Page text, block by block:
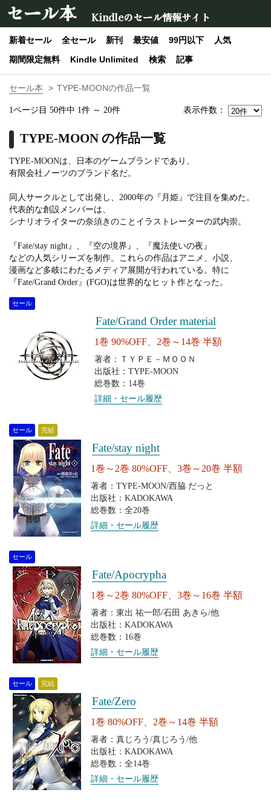
セール本 Kindleのセール情報サイト
新着セール 全セール 新刊 最安値 99円以下
人気
期間限定無料
Kindle Unlimited 検索 記事
セール本 TYPE-MOONの作品一覧
1ページ目 50件中 1件 ～ 20件 表示件数：
TYPE-MOON の作品一覧
TYPE-MOONは、日本のゲームブランドであり、
有限会社ノーツのブランド名だ。
同人サークルとして出発し、2000年の『月姫』で注目を集めた。
代表的な創設メンバーは、
シナリオライターの奈須きのことイラストレーターの武内崇。
『Fate/stay night』、『空の境界』、『魔法使いの夜』
などの人気シリーズを制作。これらの作品はアニメ、小説、
漫画など多岐にわたるメディア展開が行われている。特に
『Fate/Grand Order』(FGO)は世界的なヒット作となった。
セール
Fate/Grand Order material
1巻 90%OFF、2巻～14巻 半額
著者：ＴＹＰＥ－ＭＯＯＮ
出版社：TYPE-MOON
総巻数：14巻
詳細・セール履歴
セール 完結
Fate/stay night
1巻～2巻 80%OFF、3巻～20巻 半額
著者：TYPE-MOON/西脇 だっと
出版社：KADOKAWA
総巻数：全20巻
詳細・セール履歴
セール
Fate/Apocrypha
1巻～2巻 80%OFF、3巻～16巻 半額
著者：東出 祐一郎/石田 あきら/他
出版社：KADOKAWA
総巻数：16巻
詳細・セール履歴
セール 完結
Fate/Zero
1巻 80%OFF、2巻～14巻 半額
著者：真じろう/真じろう/他
出版社：KADOKAWA
総巻数：全14巻
詳細・セール履歴